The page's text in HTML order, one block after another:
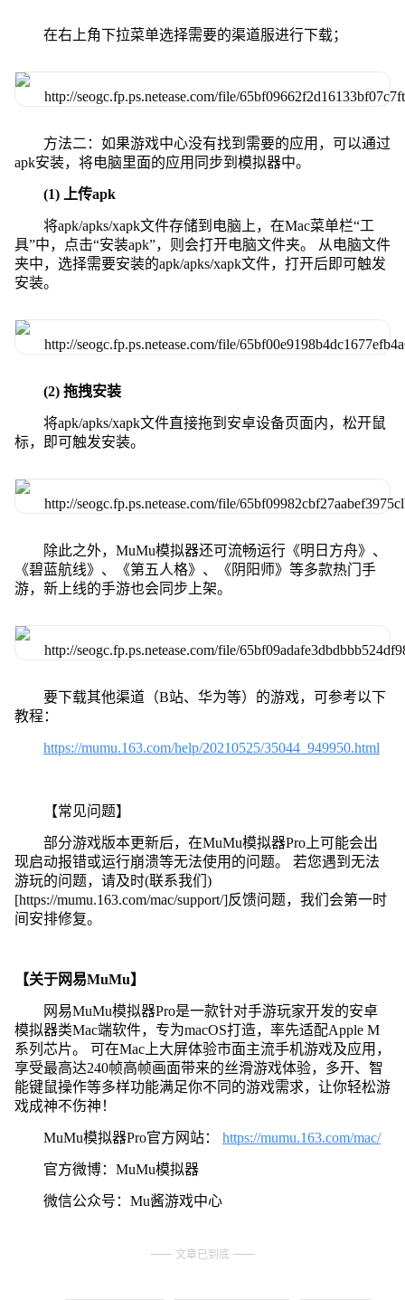
在右上角下拉菜单选择需要的渠道服进行下载；
方法二：如果游戏中心没有找到需要的应用，可以通过
apk安装，将电脑里面的应用同步到模拟器中。
(1) 上传apk
将apk/apks/xapk文件存储到电脑上，在Mac菜单栏“工
具”中，点击“安装apk”，则会打开电脑文件夹。 从电脑文件
夹中，选择需要安装的apk/apks/xapk文件，打开后即可触发
安装。
(2) 拖拽安装
将apk/apks/xapk文件直接拖到安卓设备页面内，松开鼠
标，即可触发安装。
除此之外，MuMu模拟器还可流畅运行《明日方舟》、
《碧蓝航线》、《第五人格》、《阴阳师》等多款热门手
游，新上线的手游也会同步上架。
要下载其他渠道（B站、华为等）的游戏，可参考以下
教程：
https://mumu.163.com/help/20210525/35044_949950.html
【常见问题】
部分游戏版本更新后，在MuMu模拟器Pro上可能会出
现启动报错或运行崩溃等无法使用的问题。 若您遇到无法
游玩的问题，请及时(联系我们)
[https://mumu.163.com/mac/support/]反馈问题，我们会第一时
间安排修复。
【关于网易MuMu】
网易MuMu模拟器Pro是一款针对手游玩家开发的安卓
模拟器类Mac端软件，专为macOS打造，率先适配Apple M
系列芯片。 可在Mac上大屏体验市面主流手机游戏及应用，
享受最高达240帧高帧画面带来的丝滑游戏体验，多开、智
能键鼠操作等多样功能满足你不同的游戏需求，让你轻松游
戏成神不伤神！
MuMu模拟器Pro官方网站： https://mumu.163.com/mac/
官方微博：MuMu模拟器
微信公众号：Mu酱游戏中心
文章已到底